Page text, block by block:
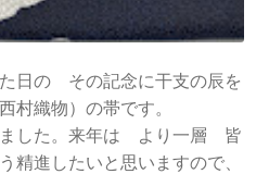
日の その記念に干支の辰を
村織物）の帯です。
した。来年は より一層 皆
精進したいと思いますので、